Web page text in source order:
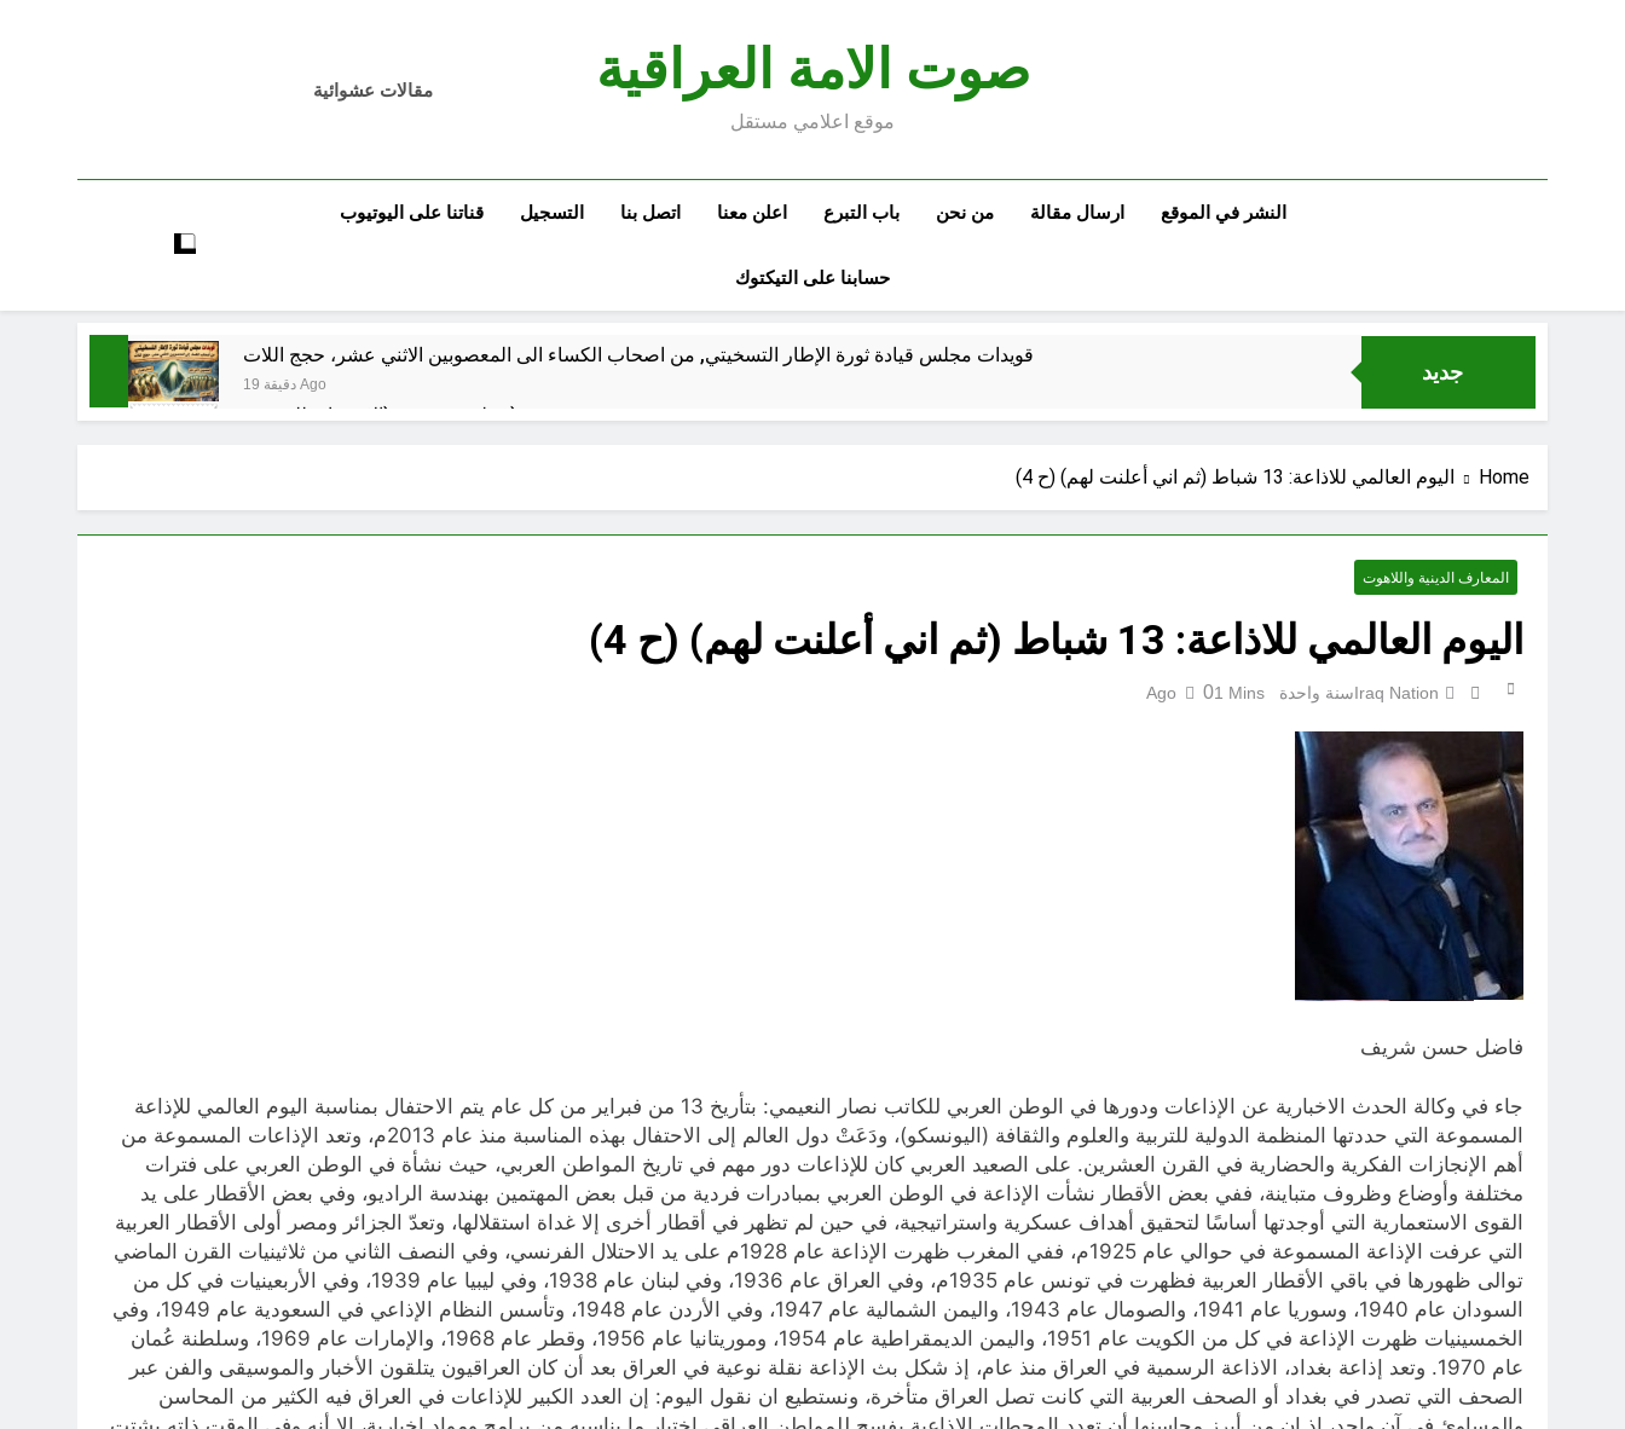
صوت الامة العراقية
موقع اعلامي مستقل
مقالات عشوائية
النشر في الموقع ارسال مقالة من نحن باب التبرع اعلن معنا اتصل بنا التسجيل قناتنا على اليوتيوب
حسابنا على التيكتوك
جديد
قويدات مجلس قيادة ثورة الإطار التسخيتي, من اصحاب الكساء الى المعصوبين الاثني عشر، حجج اللات
19 دقيقة Ago
مجلس حسيني (الاستجابة للنصيحة)
من كان المستفيد الأكبر من الغزو العراقي للكويت؟ الإنسان العراقي بين ضياع الهوية الوطنية وجدلية بناء الدولة
السابع من آب يوم الشهيد الأشوري قيم الشهادة عند الأشوريين ودور الشهيد في صناعة التاريخ
الكاتبان باقر الزبيدي ورياض سعد يحذران من الجولاني (ح 1) (وإذا كنت فيهم فأقمت لهم الصلاة فلتقم طائفة منهم معك وليأخذوا أٍسلحتهم)
Home اليوم العالمي للاذاعة: 13 شباط (ثم اني أعلنت لهم) (ح 4)
المعارف الدينية واللاهوت
اليوم العالمي للاذاعة: 13 شباط (ثم اني أعلنت لهم) (ح 4)
Iraq Nationسنة واحدة Ago 01 Mins
فاضل حسن شريف
جاء في وكالة الحدث الاخبارية عن الإذاعات ودورها في الوطن العربي للكاتب نصار النعيمي: بتأريخ 13 من فبراير من كل عام يتم الاحتفال بمناسبة اليوم العالمي للإذاعة
المسموعة التي حددتها المنظمة الدولية للتربية والعلوم والثقافة (اليونسكو)، ودَعَتْ دول العالم إلى الاحتفال بهذه المناسبة منذ عام 2013م، وتعد الإذاعات المسموعة من
أهم الإنجازات الفكرية والحضارية في القرن العشرين. على الصعيد العربي كان للإذاعات دور مهم في تاريخ المواطن العربي، حيث نشأة في الوطن العربي على فترات
مختلفة وأوضاع وظروف متباينة، ففي بعض الأقطار نشأت الإذاعة في الوطن العربي بمبادرات فردية من قبل بعض المهتمين بهندسة الراديو، وفي بعض الأقطار على يد
القوى الاستعمارية التي أوجدتها أساسًا لتحقيق أهداف عسكرية واستراتيجية، في حين لم تظهر في أقطار أخرى إلا غداة استقلالها، وتعدّ الجزائر ومصر أولى الأقطار العربية
التي عرفت الإذاعة المسموعة في حوالي عام 1925م، ففي المغرب ظهرت الإذاعة عام 1928م على يد الاحتلال الفرنسي، وفي النصف الثاني من ثلاثينيات القرن الماضي
توالى ظهورها في باقي الأقطار العربية فظهرت في تونس عام 1935م، وفي العراق عام 1936، وفي لبنان عام 1938، وفي ليبيا عام 1939، وفي الأربعينيات في كل من
السودان عام 1940، وسوريا عام 1941، والصومال عام 1943، واليمن الشمالية عام 1947، وفي الأردن عام 1948، وتأسس النظام الإذاعي في السعودية عام 1949، وفي
الخمسينيات ظهرت الإذاعة في كل من الكويت عام 1951، واليمن الديمقراطية عام 1954، وموريتانيا عام 1956، وقطر عام 1968، والإمارات عام 1969، وسلطنة عُمان
عام 1970. وتعد إذاعة بغداد، الاذاعة الرسمية في العراق منذ عام، إذ شكل بث الإذاعة نقلة نوعية في العراق بعد أن كان العراقيون يتلقون الأخبار والموسيقى والفن عبر
الصحف التي تصدر في بغداد أو الصحف العربية التي كانت تصل العراق متأخرة، ونستطيع ان نقول اليوم: إن العدد الكبير للإذاعات في العراق فيه الكثير من المحاسن